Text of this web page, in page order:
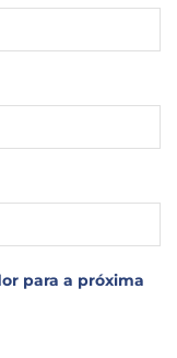
para a próxima